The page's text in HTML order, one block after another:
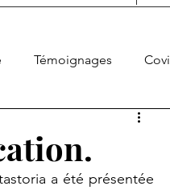
Témoignages